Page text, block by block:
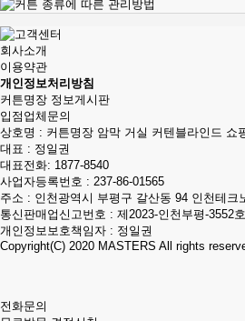
회사소개
이용약관
개인정보처리방침
커튼명장 정보게시판
입점업체문의
상호명 : 커튼명장 암막 거실 커텐블라인드 쇼
대표 : 정일권
대표전화: 1877-8540
사업자등록번호 : 237-86-01565
주소 : 인천광역시 부평구 갈산동 94 인천테크
통신판매업신고번호 : 제2023-인천부평-3552호
개인정보보호책임자 : 정일권
Copyright(C) 2020 MASTERS All rights
전화문의